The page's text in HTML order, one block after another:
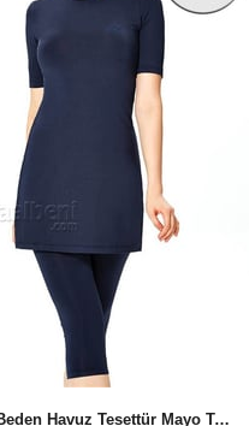
Büyük Beden Havuz Tesettür Mayo Tesmay 22098 - Açık Lacivert